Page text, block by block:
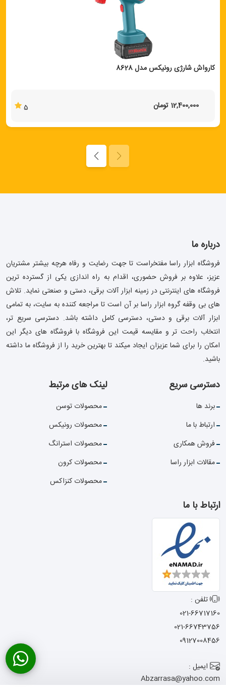
کارواش شارژی رونیکس مدل 8628
12,400,000 تومان 5
درباره ما
فروشگاه ابزار راسا مفتخراست تا جهت رضایت و رفاه هرچه بیشتر مشتریان
عزیز، علاوه بر فروش حضوری، اقدام به راه اندازی یکی از گسترده ترین
فروشگاه های اینترنتی در زمینه ابزار آلات برقی، دستی و صنعتی نماید. تلاش
های بی وقفه گروه ابزار راسا بر آن است تا مراجعه کننده به سایت، به تمامی
ابزار آلات برقی و دستی، دسترسی کامل داشته باشد. دسترسی سریع تر،
انتخاب راحت تر و مقایسه قیمت این فروشگاه با فروشگاه های دیگر این
امکان را برای شما عزیزان ایجاد میکند تا بهترین خرید را از فروشگاه ما داشته
باشید.
دسترسی سریع
برند ها
ارتباط با ما
فروش همکاری
مقالات ابزار راسا
لینک های مرتبط
محصولات توسن
محصولات رونیکس
محصولات استرانگ
محصولات کرون
محصولات کنزاکس
ارتباط با ما
تلفن :
021-66717160
021-66743756
09127008456
ایمیل :
Abzarrasa@yahoo.com